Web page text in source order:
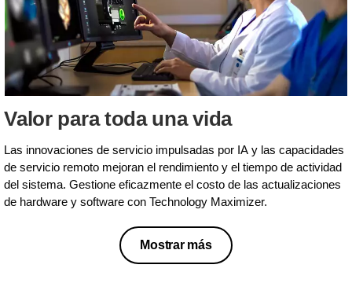
Valor para toda una vida
Las innovaciones de servicio impulsadas por IA y las capacidades
de servicio remoto mejoran el rendimiento y el tiempo de actividad
del sistema. Gestione eficazmente el costo de las actualizaciones
de hardware y software con Technology Maximizer.
Mostrar más